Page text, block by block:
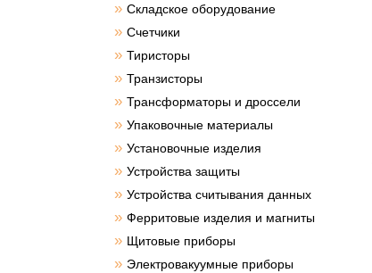
» Складское оборудование
» Счетчики
» Тиристоры
» Транзисторы
» Трансформаторы и дроссели
» Упаковочные материалы
» Установочные изделия
» Устройства защиты
» Устройства считывания данных
» Ферритовые изделия и магниты
» Щитовые приборы
» Электровакуумные приборы